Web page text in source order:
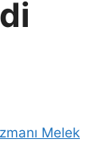
Melek